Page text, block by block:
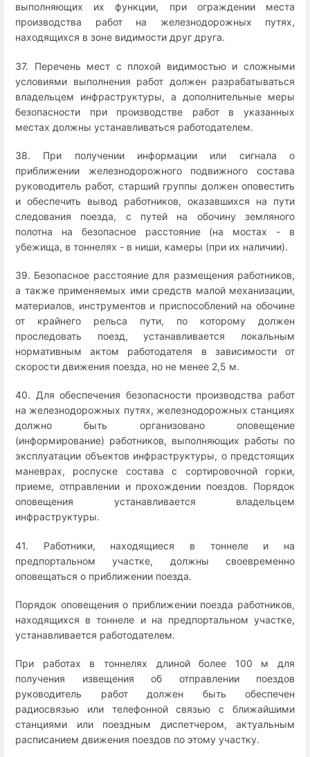
выполняющих их функции, при ограждении места
производства работ на железнодорожных путях,
находящихся в зоне видимости друг друга.
37. Перечень мест с плохой видимостью и сложными
условиями выполнения работ должен разрабатываться
владельцем инфраструктуры, а дополнительные меры
безопасности при производстве работ в указанных
местах должны устанавливаться работодателем.
38. При получении информации или сигнала о
приближении железнодорожного подвижного состава
руководитель работ, старший группы должен оповестить
и обеспечить вывод работников, оказавшихся на пути
следования поезда, с путей на обочину земляного
полотна на безопасное расстояние (на мостах - в
убежища, в тоннелях - в ниши, камеры (при их наличии).
39. Безопасное расстояние для размещения работников,
а также применяемых ими средств малой механизации,
материалов, инструментов и приспособлений на обочине
от крайнего рельса пути, по которому должен
проследовать поезд, устанавливается локальным
нормативным актом работодателя в зависимости от
скорости движения поезда, но не менее 2,5 м.
40. Для обеспечения безопасности производства работ
на железнодорожных путях, железнодорожных станциях
должно быть организовано оповещение
(информирование) работников, выполняющих работы по
эксплуатации объектов инфраструктуры, о предстоящих
маневрах, роспуске состава с сортировочной горки,
приеме, отправлении и прохождении поездов. Порядок
оповещения устанавливается владельцем
инфраструктуры.
41. Работники, находящиеся в тоннеле и на
предпортальном участке, должны своевременно
оповещаться о приближении поезда.
Порядок оповещения о приближении поезда работников,
находящихся в тоннеле и на предпортальном участке,
устанавливается работодателем.
При работах в тоннелях длиной более 100 м для
получения извещения об отправлении поездов
руководитель работ должен быть обеспечен
радиосвязью или телефонной связью с ближайшими
станциями или поездным диспетчером, актуальным
расписанием движения поездов по этому участку.